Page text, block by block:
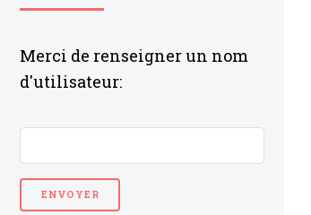
Merci de renseigner un nom
d'utilisateur: